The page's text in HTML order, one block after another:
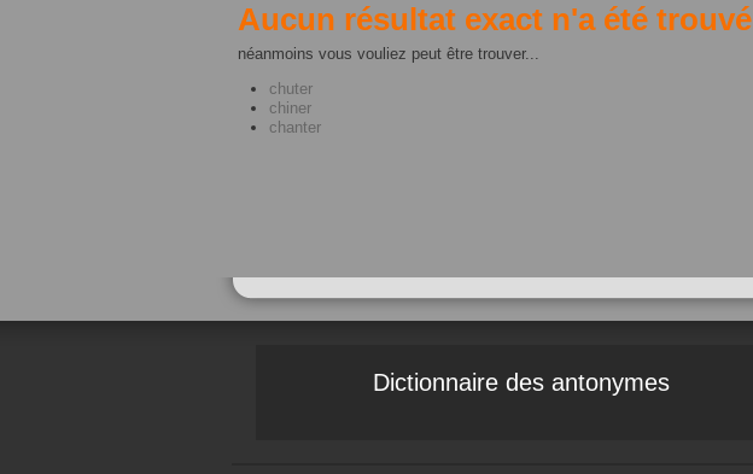
Aucun résultat exact n'a été trouvé
néanmoins vous vouliez peut être trouver...
chuter
chiner
chanter
Dictionnaire des antonymes